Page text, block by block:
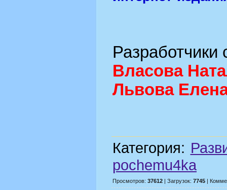
Разработчики
Власова
Львова
Категория:
pochemu4ka
Просмотров: 37612 | Загрузок: 7745 |